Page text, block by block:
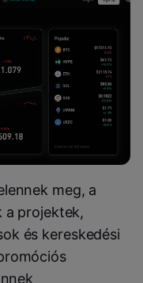
meg, a
a projektek,
és kereskedési